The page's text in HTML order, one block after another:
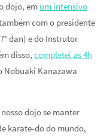
dojo, em um intensivo
com o presidente
dan) e do Instrutor
disso, completei as 4h
Nobuaki Kanazawa
dojo se manter
karate-do do mundo,